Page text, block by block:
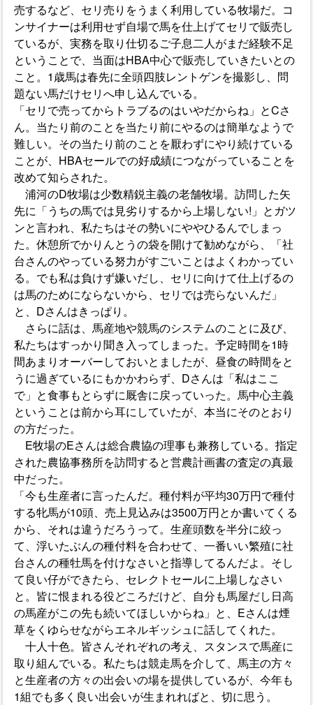
売するなど、セリ売りをうまく利用している牧場だ。コ
ンサイナーは利用せず自場で馬を仕上げてセリで販売し
ているが、実務を取り仕切るご子息二人がまだ経験不足
ということで、当面はHBA中心で販売していきたいとの
こと。1歳馬は春先に全頭四肢レントゲンを撮影し、問
題ない馬だけセリへ申し込んでいる。
「セリで売ってからトラブるのはいやだからね」とCさ
ん。当たり前のことを当たり前にやるのは簡単なようで
難しい。その当たり前のことを厭わずにやり続けている
ことが、HBAセールでの好成績につながっていることを
改めて知らされた。
浦河のD牧場は少数精鋭主義の老舗牧場。訪問した矢
先に「うちの馬では見劣りするから上場しない!」とガツ
ンと言われ、私たちはその勢いにややひるんでしまっ
た。休憩所でかりんとうの袋を開けて勧めながら、「社
台さんのやっている努力がすごいことはよくわかってい
る。でも私は負けず嫌いだし、セリに向けて仕上げるの
は馬のためにならないから、セリでは売らないんだ」
と、Dさんはきっぱり。
さらに話は、馬産地や競馬のシステムのことに及び、
私たちはすっかり聞き入ってしまった。予定時間を1時
間あまりオーバーしておいとましたが、昼食の時間をと
うに過ぎているにもかかわらず、Dさんは「私はここ
で」と食事もとらずに厩舎に戻っていった。馬中心主義
ということは前から耳にしていたが、本当にそのとおり
の方だった。
E牧場のEさんは総合農協の理事も兼務している。指定
された農協事務所を訪問すると営農計画書の査定の真最
中だった。
「今も生産者に言ったんだ。種付料が平均30万円で種付
する牝馬が10頭、売上見込みは3500万円とか書いてくる
から、それは違うだろうって。生産頭数を半分に絞っ
て、浮いたぶんの種付料を合わせて、一番いい繁殖に社
台さんの種牡馬を付けなさいと指導してるんだよ。そし
て良い仔ができたら、セレクトセールに上場しなさい
と。皆に恨まれる役どころだけど、自分も馬屋だし日高
の馬産がこの先も続いてほしいからね」と、Eさんは煙
草をくゆらせながらエネルギッシュに話してくれた。
十人十色。皆さんそれぞれの考え、スタンスで馬産に
取り組んでいる。私たちは競走馬を介して、馬主の方々
と生産者の方々の出会いの場を提供しているが、今年も
1組でも多く良い出会いが生まれればと、切に思う。